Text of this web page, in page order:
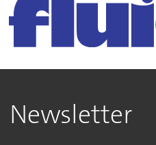
Newsletter